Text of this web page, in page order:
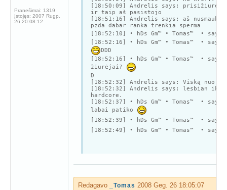
Pranešimai: 1319
Įstojęs: 2007 Rugp.
26 20:08:12
[18:50:09] Andrelis says:
ir taip aš pasistojo
[18:51:16] Andrelis says: aš
pzda dabar ranka trenkia sperma
[18:52:10] • hDs Gm™ • Tomas™ •
[18:52:16] • hDs Gm™ • Tomas™ •
DDD
[18:52:16] • hDs Gm™ • Tomas™ •
žiurėjai?
D
[18:52:32] Andrelis says: Viską nuo
[18:52:32] Andrelis says: lesbian iki
hardcore.
[18:52:37] • hDs Gm™ • Tomas™ •
labai patiko
[18:52:39] • hDs Gm™ • Tomas™ •
[18:52:49] • hDs Gm™ • Tomas™ •
Redagavo _Tomas 2008 Geg. 26 18:05:07